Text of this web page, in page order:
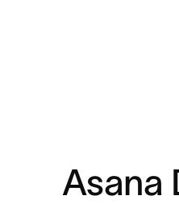
Asana